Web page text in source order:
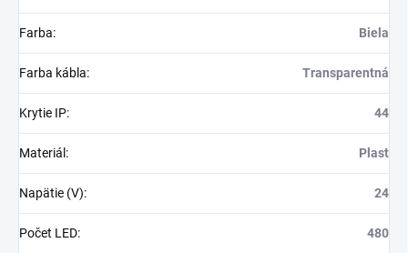
Farba: Biela
Farba kábla: Transparentná
Krytie IP: 44
Materiál : Plast
Napätie (V): 24
Počet LED: 480